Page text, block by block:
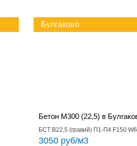
Булгаково
Бетон М300 (22,5) в
БСТ В22,5 (гравий) П1-П4 F150 W6
3050 руб/м3